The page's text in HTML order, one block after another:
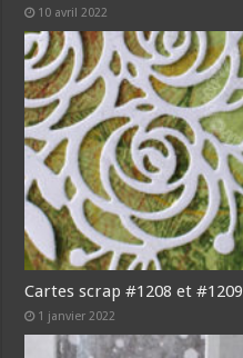
10 avril 2022
Cartes scrap #1208 et #1209
1 janvier 2022